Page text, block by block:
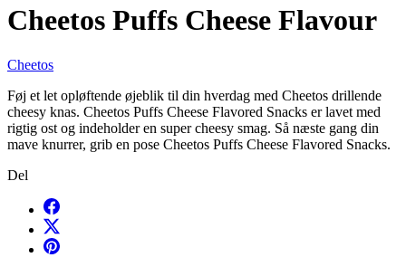
Cheetos Puffs Cheese Flavour
Cheetos
Føj et let opløftende øjeblik til din hverdag med Cheetos drillende
cheesy knas. Cheetos Puffs Cheese Flavored Snacks er lavet med
rigtig ost og indeholder en super cheesy smag. Så næste gang din
mave knurrer, grib en pose Cheetos Puffs Cheese Flavored Snacks.
Del